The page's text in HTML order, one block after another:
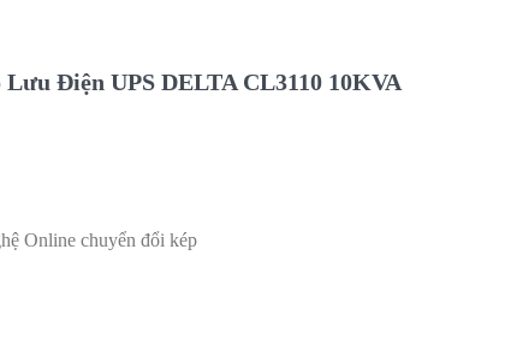
Điện UPS DELTA CL3110 10KVA
Online chuyển đổi kép